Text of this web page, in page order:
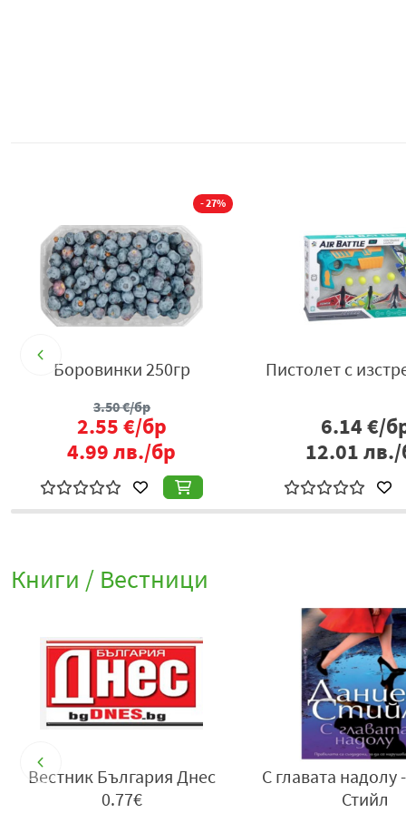
- 27%
Боровинки 250гр
3.50€/бр
2.55€/бр
4.99лв./бр
Пистолет с
6.14€/
12.01лв./
Книги / Вестници
Вестник България Днес
0.77€
С главата надолу
Стийл